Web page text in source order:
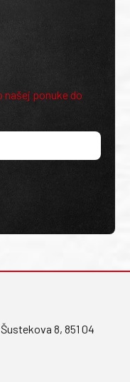
našej ponuke do
8, 851 04